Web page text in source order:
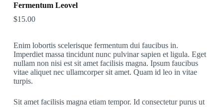
Fermentum Leovel
$15.00
Enim lobortis scelerisque fermentum dui faucibus in.
Imperdiet massa tincidunt nunc pulvinar sapien et ligula. Eget
nullam non nisi est sit amet facilisis magna. Ipsum faucibus
vitae aliquet nec ullamcorper sit amet. Quam id leo in vitae
turpis.
Sit amet facilisis magna etiam tempor. Id consectetur purus ut